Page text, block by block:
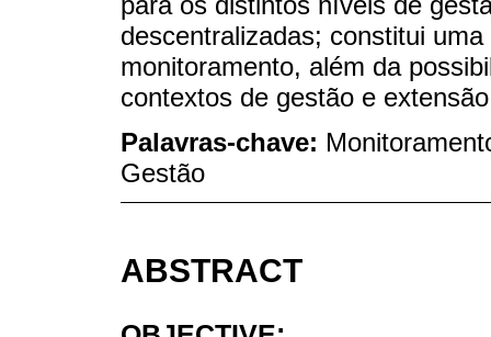
descentralizadas; constitui
monitoramento, além da
contextos de gestão e
Palavras-chave:
Gestão
ABSTRACT